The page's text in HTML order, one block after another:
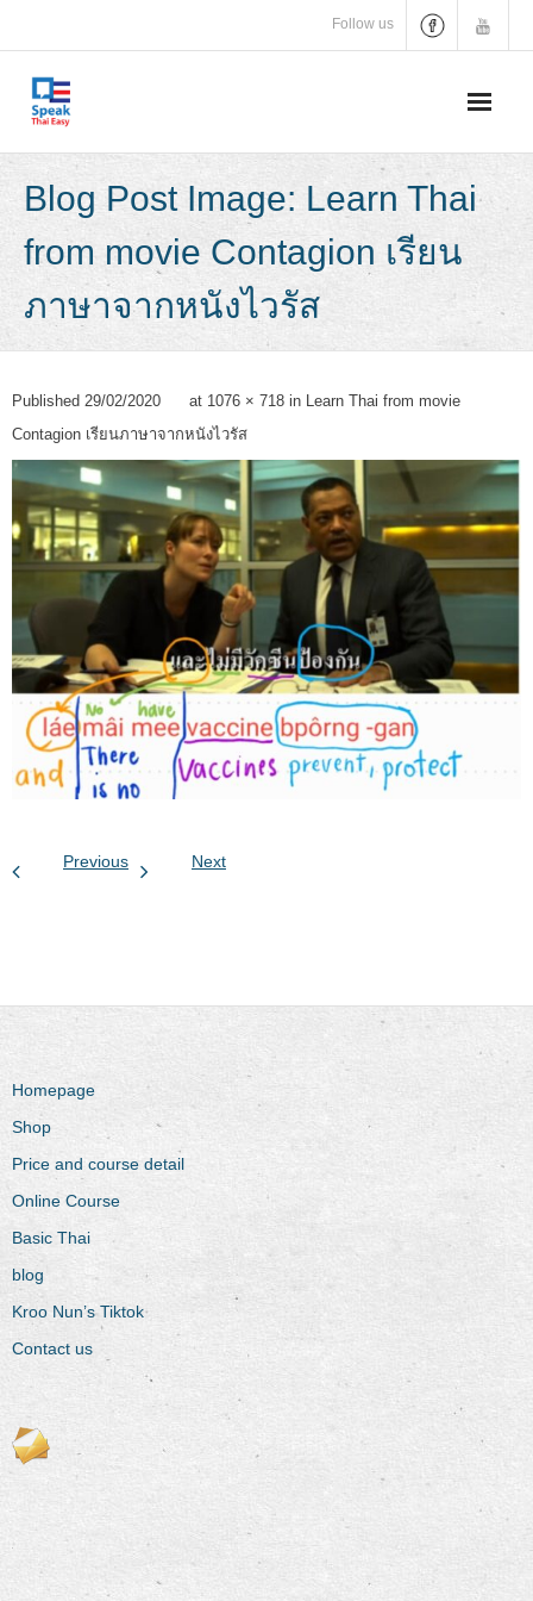
content
Follow us
Blog Post Image: Learn Thai
from movie Contagion เรียน
ภาษาจากหนังไวรัส
Published 29/02/2020 at 1076 × 718 in Learn Thai from movie
Contagion เรียนภาษาจากหนังไวรัส
Previous Next
Homepage
Shop
Price and course detail
Online Course
Basic Thai
blog
Kroo Nun’s Tiktok
Contact us